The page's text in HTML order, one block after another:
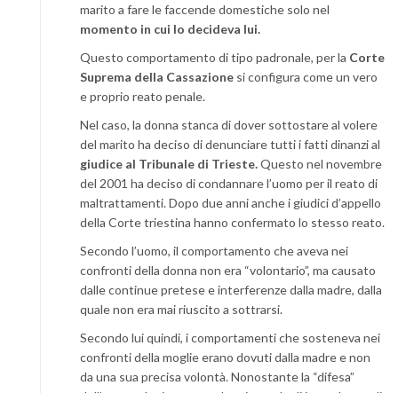
marito a fare le faccende domestiche solo nel
momento in cui lo decideva lui.
Questo comportamento di tipo padronale, per la Corte
Suprema della Cassazione si configura come un vero
e proprio reato penale.
Nel caso, la donna stanca di dover sottostare al volere
del marito ha deciso di denunciare tutti i fatti dinanzi al
giudice al Tribunale di Trieste.Questo nel novembre
del 2001 ha deciso di condannare l’uomo per il reato di
maltrattamenti. Dopo due anni anche i giudici d’appello
della Corte triestina hanno confermato lo stesso reato.
Secondo l’uomo, il comportamento che aveva nei
confronti della donna non era “volontario”, ma causato
dalle continue pretese e interferenze dalla madre, dalla
quale non era mai riuscito a sottrarsi.
Secondo lui quindi, i comportamenti che sosteneva nei
confronti della moglie erano dovuti dalla madre e non
da una sua precisa volontà. Nonostante la “difesa”